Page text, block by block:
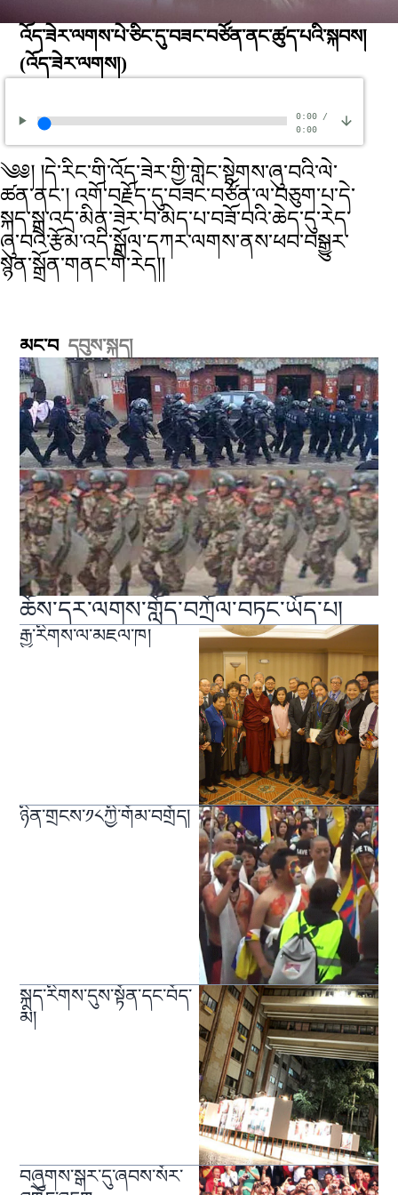
འོད་ཟེར་ལགས་པེ་ཅིང་དུ་བཟང་བཙོན་ནང་ཚུད་པའི་སྐབས།
(འོད་ཟེར་ལགས།)
0:00/
0:00
༄༅། །དེ་རིང་གི་འོད་ཟེར་གྱི་གླེང་སྟེགས་ཞུ་བའི་ལེ་
ཚན་ནང་། འགོ་བརྗོད་དུ་བཟང་བཙོན་ལ་བཅུག་པ་དེ་
སྐད་སྒྲ་འདྲ་མིན་ཟེར་བ་མེད་པ་བཟོ་བའི་ཆེད་དུ་རེད་
ཞུ་བའི་རྩོམ་འདི་སྒྲོལ་དཀར་ལགས་ནས་ཕབ་བསྒྱུར་
སྙན་སྒྲོན་གནང་གི་རེད།།
མང་བ དབུས་སྐད།
ཆོས་དར་ལགས་གློད་བཀྲོལ་བཏང་ཡོད་པ།
རྒྱ་རིགས་ལ་མཇལ་ཁ།
ཉིན་གྲངས་༡༨ཀྱི་གོམ་བགྲོད།
སྐད་རིགས་དུས་སྟོན་དང་བོད་
མི།
བཞུགས་སྒར་དུ་ཞབས་སོར་